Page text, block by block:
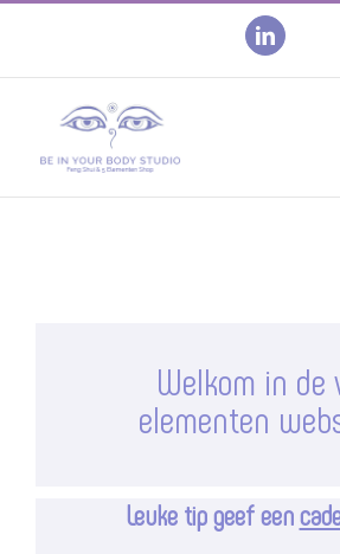
Skip
linkedin
Welkom in de
elementen
Leuke tip geef een